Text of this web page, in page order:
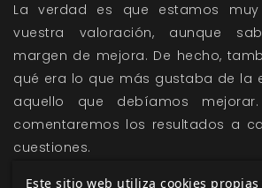
La verdad es que estamos
vuestra valoración, aunque
margen de mejora. De hecho,
qué era lo que más gustaba de la
aquello que debíamos
comentaremos los resultados a
cuestiones.
Este sitio web utiliza cookies